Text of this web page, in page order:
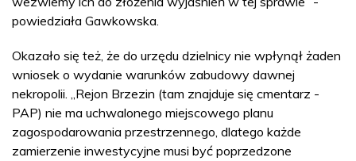
powiedziała Gawkowska.
Okazało się też, że do urzędu dzielnicy nie wpłynął żaden
wniosek o wydanie warunków zabudowy dawnej
nekropolii. „Rejon Brzezin (tam znajduje się cmentarz -
PAP) nie ma uchwalonego miejscowego planu
zagospodarowania przestrzennego, dlatego każde
zamierzenie inwestycyjne musi być poprzedzone